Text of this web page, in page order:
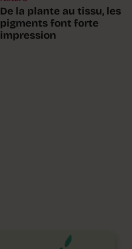
De la plante au tissu, les
pigments font forte
impression